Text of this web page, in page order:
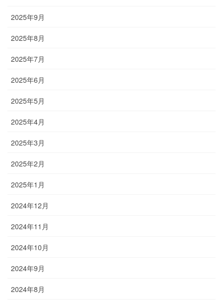
2025年9月
2025年8月
2025年7月
2025年6月
2025年5月
2025年4月
2025年3月
2025年2月
2025年1月
2024年12月
2024年11月
2024年10月
2024年9月
2024年8月